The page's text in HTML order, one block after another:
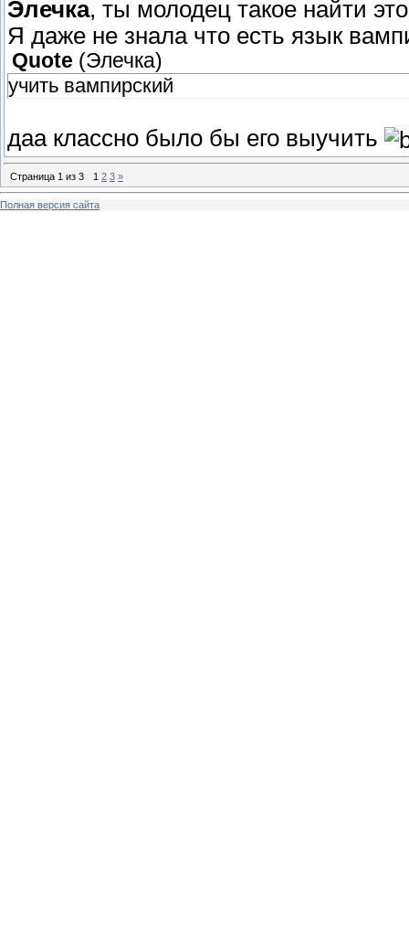
Элечка, ты молодец такое найти
Я даже не знала что есть язык
Quote (Элечка)
учить вампирский
даа классно было бы его выучить
Страница 1 из 3 1 2 3 »
Полная версия сайта